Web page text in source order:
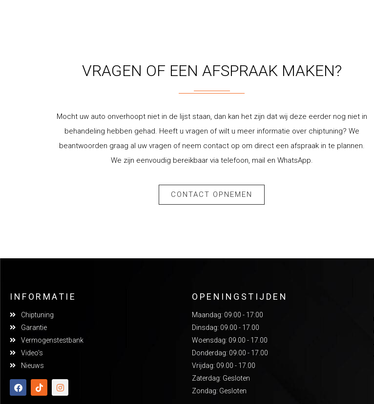
VRAGEN OF EEN AFSPRAAK MAKEN?
Mocht uw auto onverhoopt niet in de lijst staan, dan kan het zijn dat wij deze eerder nog niet in
behandeling hebben gehad. Heeft u vragen of wilt u meer informatie over chiptuning? We
beantwoorden graag al uw vragen of neem contact op om direct een afspraak in te plannen.
We zijn eenvoudig bereikbaar via telefoon, mail en WhatsApp.
CONTACT OPNEMEN
INFORMATIE
Chiptuning
Garantie
Vermogenstestbank
Video's
Nieuws
OPENINGSTIJDEN
Maandag: 09:00 - 17:00
Dinsdag: 09.00 - 17.00
Woensdag: 09.00 - 17.00
Donderdag: 09.00 - 17.00
Vrijdag: 09.00 - 17.00
Zaterdag: Gesloten
Zondag: Gesloten